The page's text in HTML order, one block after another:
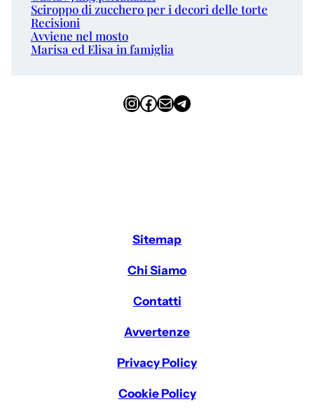
Sciroppo di zucchero per i decori delle torte
Recisioni
Avviene nel mosto
Marisa ed Elisa in famiglia
InstagramFacebook Email Telegram
Sitemap
Chi Siamo
Contatti
Avvertenze
Privacy Policy
Cookie Policy